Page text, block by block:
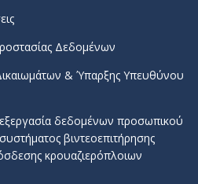
Δεδομένων
& Ύπαρξης Υπευθύνου
δεδομένων προσωπικού
βιντεοεπιτήρησης
κρουαζιερόπλοιων